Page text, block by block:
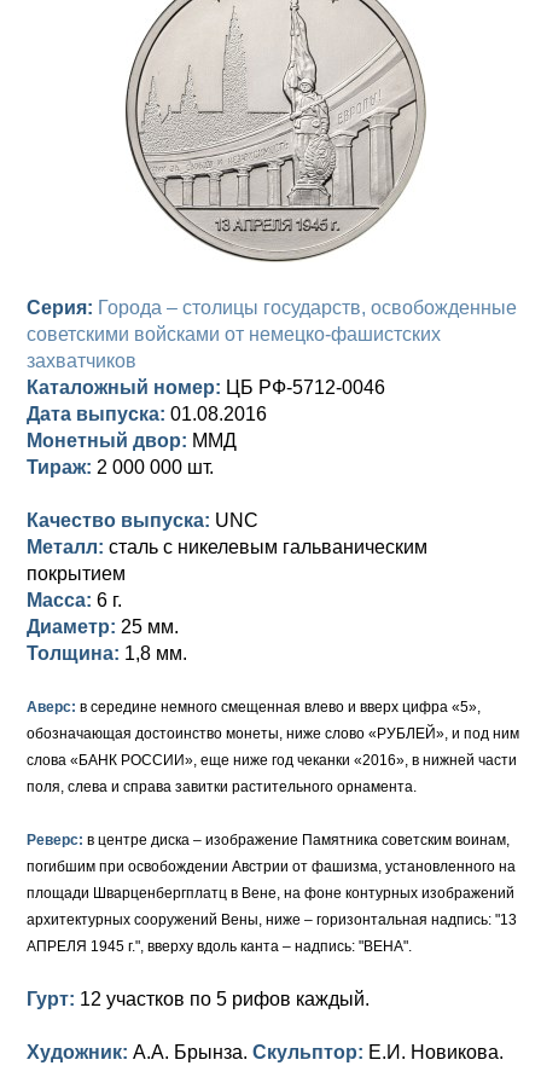
Памятные и донативные
Сибирские монеты
Для Молдавии и Валахии
Таврические монеты
Для Пруссии
Альбертусталер
Анна Иоанновна (1730-1740)
Петр II (1727-1730)
Екатерина I (1725-1727)
Петр I (1682-1725)
Медь
Для Речи Посполитой
Серия: Города – столицы государств, освобожденные
советскими войсками от немецко-фашистских
захватчиков
Каталожный номер: ЦБ РФ-5712-0046
Дата выпуска: 01.08.2016
Монетный двор: ММД
Тираж: 2 000 000 шт.
Качество выпуска: UNC
Металл: сталь с никелевым гальваническим
покрытием
Масса: 6 г.
Диаметр: 25 мм.
Толщина: 1,8 мм.
Аверс: в середине немного смещенная влево и вверх цифра «5»,
обозначающая достоинство монеты, ниже слово «РУБЛЕЙ», и под ним
слова «БАНК РОССИИ», еще ниже год чеканки «2016», в нижней части
поля, слева и справа завитки растительного орнамента.
Реверс: в центре диска – изображение Памятника советским воинам,
погибшим при освобождении Австрии от фашизма, установленного на
площади Шварценбергплатц в Вене, на фоне контурных изображений
архитектурных сооружений Вены, ниже – горизонтальная надпись: "13
АПРЕЛЯ 1945 г.", вверху вдоль канта – надпись: "ВЕНА".
Гурт: 12 участков по 5 рифов каждый.
Художник: А.А. Брынза. Скульптор: Е.И. Новикова.